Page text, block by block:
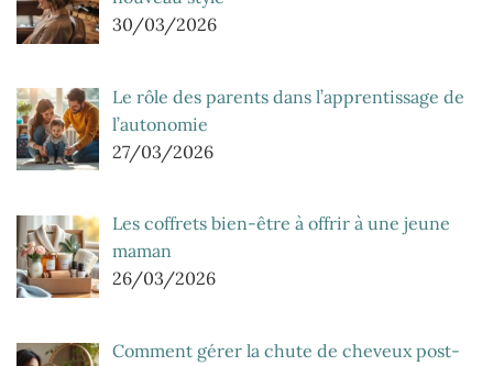
30/03/2026
Le rôle des parents dans l’apprentissage de
l’autonomie
27/03/2026
Les coffrets bien-être à offrir à une jeune
maman
26/03/2026
Comment gérer la chute de cheveux post-